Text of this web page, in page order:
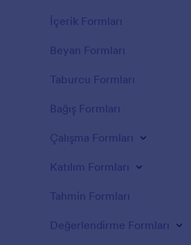
İçerik Formları
Beyan Formları
Taburcu Formları
Bağış Formları
Çalışma Formları
Katılım Formları
Tahmin Formları
Değerlendirme Formları